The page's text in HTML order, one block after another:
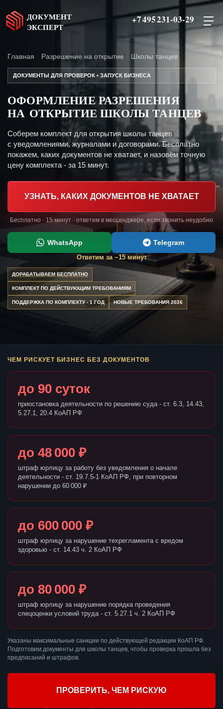
ДОКУМЕНТ
ЭКСПЕРТ
+7 495 231-03-29
Главная Разрешение на открытие Школы танцев
ДОКУМЕНТЫ ДЛЯ ПРОВЕРОК • ЗАПУСК БИЗНЕСА
ОФОРМЛЕНИЕ РАЗРЕШЕНИЯ
НА ОТКРЫТИЕ ШКОЛЫ ТАНЦЕВ
Соберем комплект для открытия школы танцев
с уведомлениями, журналами и договорами. Бесплатно
покажем, каких документов не хватает, и назовём точную
цену комплекта - за 15 минут.
УЗНАТЬ, КАКИХ ДОКУМЕНТОВ НЕ ХВАТАЕТ
Бесплатно · 15 минут · ответим в мессенджере, если звонить неудобно
WhatsApp Telegram
Ответим за ~15 минут
ДОРАБАТЫВАЕМ БЕСПЛАТНО
КОМПЛЕКТ ПО ДЕЙСТВУЮЩИМ ТРЕБОВАНИЯМ
ПОДДЕРЖКА ПО КОМПЛЕКТУ - 1 ГОД НОВЫЕ ТРЕБОВАНИЯ 2026
ЧЕМ РИСКУЕТ БИЗНЕС БЕЗ ДОКУМЕНТОВ
до 90 суток
приостановка деятельности по решению суда - ст. 6.3, 14.43,
5.27.1, 20.4 КоАП РФ
до 48 000 ₽
штраф юрлицу за работу без уведомления о начале
деятельности - ст. 19.7.5-1 КоАП РФ, при повторном
нарушении до 60 000 ₽
до 600 000 ₽
штраф юрлицу за нарушение техрегламента с вредом
здоровью - ст. 14.43 ч. 2 КоАП РФ
до 80 000 ₽
штраф юрлицу за нарушение порядка проведения
спецоценки условий труда - ст. 5.27.1 ч. 2 КоАП РФ
Указаны максимальные санкции по действующей редакции КоАП РФ.
Подготовим документы для школы танцев, чтобы проверка прошла без
предписаний и штрафов.
ПРОВЕРИТЬ, ЧЕМ РИСКУЮ